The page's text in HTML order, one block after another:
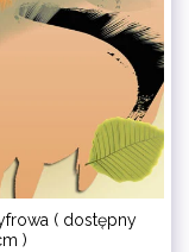
( dostępny
)